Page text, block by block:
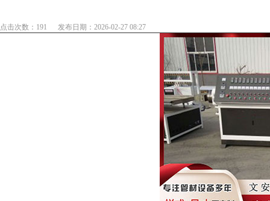
点击次数：191 发布日期：2026-02-27 08:27